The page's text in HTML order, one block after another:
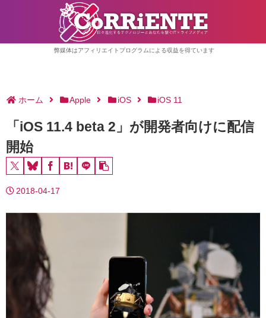
弊媒体はアフィリエイトプログラムによる収益を得ています
ホーム Apple iOS iOS 11
「iOS 11.4 beta 2」が開発者向けに配信
開始
2018-04-17